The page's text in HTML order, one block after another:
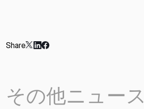
Share
その他ニュース